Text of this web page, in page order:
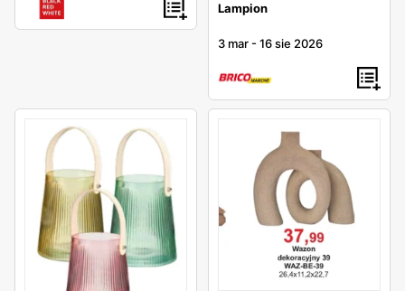
Lampion
3 mar -16 sie 2026